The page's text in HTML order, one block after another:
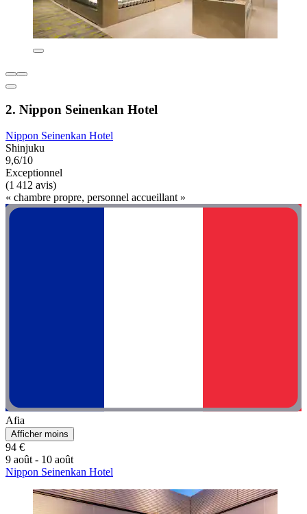
2. Nippon Seinenkan Hotel
Nippon Seinenkan Hotel
Shinjuku
9,6/10
Exceptionnel
(1 412 avis)
« chambre propre, personnel accueillant »
Afia
Afficher moins
94 €
9 août - 10 août
Nippon Seinenkan Hotel